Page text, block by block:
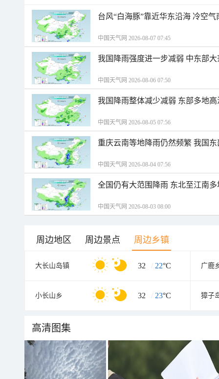
台风“白海豚”靠近华东沿海 冷空
中国天气网 2026-08-07 07:45
我国降雨强度进一步减弱 中东部
中国天气网 2026-08-06 07:50
我国降雨整体减少减弱 东部多地
中国天气网 2026-08-05 07:56
重庆云南等地降雨仍然频繁 我国
中国天气网 2026-08-04 07:56
全国仍有大范围降雨 东北至江南
中国天气网 2026-08-03 08:00
周边地区 周边景点 周边乡镇
大长山岛镇 32 / 22°C 广鹿
小长山乡 32 / 23°C 獐子
高清图集